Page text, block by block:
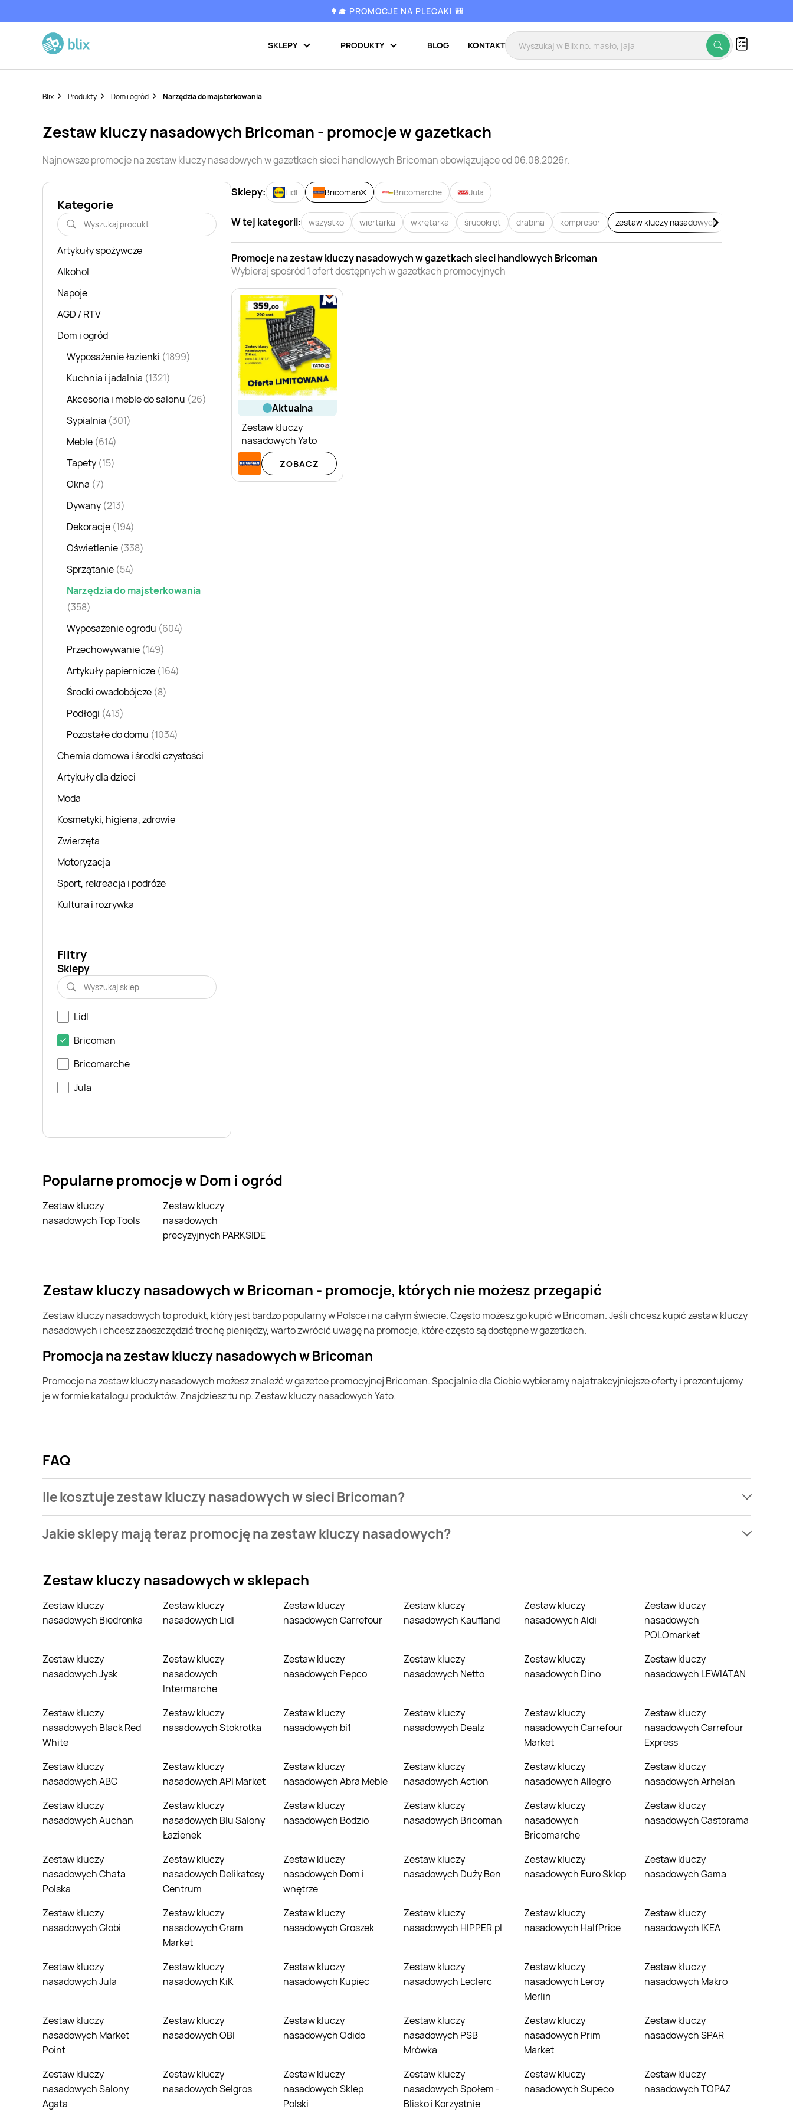
👩‍🎓 PROMOCJE NA PLECAKI 🎒
SKLEPY PRODUKTY BLOG KONTAKT
Blix Produkty Dom i ogród Narzędzia do majsterkowania
zestaw kluczy nasadowych Bricoman - promocje w gazetkach
Najnowsze promocje nazestaw kluczy nasadowychw gazetkach sieci handlowych Bricomanobowiązujące od 06.08.2026r.
Kategorie
Artykuły spożywcze
Alkohol
Napoje
AGD / RTV
Dom i ogród
Wyposażenie łazienki (1899)
Kuchnia i jadalnia (1321)
Akcesoria i meble do salonu (26)
Sypialnia (301)
Meble (614)
Tapety (15)
Okna (7)
Dywany (213)
Dekoracje (194)
Oświetlenie (338)
Sprzątanie (54)
Narzędzia do majsterkowania
(358)
Wyposażenie ogrodu (604)
Przechowywanie (149)
Artykuły papiernicze (164)
Środki owadobójcze (8)
Podłogi (413)
Pozostałe do domu (1034)
Chemia domowa i środki czystości
Artykuły dla dzieci
Moda
Kosmetyki, higiena, zdrowie
Zwierzęta
Motoryzacja
Sport, rekreacja i podróże
Kultura i rozrywka
Filtry
Sklepy
Lidl
Bricoman
Bricomarche
Jula
Sklepy: Lidl Bricoman Bricomarche Jula
W tej kategorii: wszystko wiertarka wkrętarka śrubokręt drabina kompresor zestaw kluczy nasadowych
Promocje nazestaw kluczy nasadowychw gazetkach sieci handlowych Bricoman
Wybieraj spośród1ofert dostępnych w gazetkach promocyjnych
aktualna
Zestaw kluczy
nasadowych Yato
ZOBACZ
Popularne promocje w Dom i ogród
Zestaw kluczy
nasadowych Top Tools
Zestaw kluczy
nasadowych
precyzyjnych PARKSIDE
zestaw kluczy nasadowych w Bricoman - promocje, których nie możesz przegapić
zestaw kluczy nasadowych to produkt, który jest bardzo popularny w Polsce i na całym świecie. Często możesz go kupić w Bricoman. Jeśli chcesz kupić zestaw kluczy
nasadowych i chcesz zaoszczędzić trochę pieniędzy, warto zwrócić uwagę na promocje, które często są dostępne w gazetkach.
Promocja na zestaw kluczy nasadowych w Bricoman
Promocje na zestaw kluczy nasadowych możesz znaleźć w gazetce promocyjnej Bricoman. Specjalnie dla Ciebie wybieramy najatrakcyjniejsze oferty i prezentujemy
je w formie katalogu produktów. Znajdziesz tu np. Zestaw kluczy nasadowych Yato.
FAQ
Ile kosztuje zestaw kluczy nasadowych w sieci Bricoman?
Jakie sklepy mają teraz promocję na zestaw kluczy nasadowych?
Zestaw kluczy nasadowychw sklepach
Zestaw kluczy
nasadowych Biedronka
Zestaw kluczy
nasadowych Lidl
Zestaw kluczy
nasadowych Carrefour
Zestaw kluczy
nasadowych Kaufland
Zestaw kluczy
nasadowych Aldi
Zestaw kluczy
nasadowych
POLOmarket
Zestaw kluczy
nasadowych Jysk
Zestaw kluczy
nasadowych
Intermarche
Zestaw kluczy
nasadowych Pepco
Zestaw kluczy
nasadowych Netto
Zestaw kluczy
nasadowych Dino
Zestaw kluczy
nasadowych LEWIATAN
Zestaw kluczy
nasadowych Black Red
White
Zestaw kluczy
nasadowych Stokrotka
Zestaw kluczy
nasadowych bi1
Zestaw kluczy
nasadowych Dealz
Zestaw kluczy
nasadowych Carrefour
Market
Zestaw kluczy
nasadowych Carrefour
Express
Zestaw kluczy
nasadowych ABC
Zestaw kluczy
nasadowych API Market
Zestaw kluczy
nasadowych Abra Meble
Zestaw kluczy
nasadowych Action
Zestaw kluczy
nasadowych Allegro
Zestaw kluczy
nasadowych Arhelan
Zestaw kluczy
nasadowych Auchan
Zestaw kluczy
nasadowych Blu Salony
Łazienek
Zestaw kluczy
nasadowych Bodzio
Zestaw kluczy
nasadowych Bricoman
Zestaw kluczy
nasadowych
Bricomarche
Zestaw kluczy
nasadowych Castorama
Zestaw kluczy
nasadowych Chata
Polska
Zestaw kluczy
nasadowych Delikatesy
Centrum
Zestaw kluczy
nasadowych Dom i
wnętrze
Zestaw kluczy
nasadowych Duży Ben
Zestaw kluczy
nasadowych Euro Sklep
Zestaw kluczy
nasadowych Gama
Zestaw kluczy
nasadowych Globi
Zestaw kluczy
nasadowych Gram
Market
Zestaw kluczy
nasadowych Groszek
Zestaw kluczy
nasadowych HIPPER.pl
Zestaw kluczy
nasadowych HalfPrice
Zestaw kluczy
nasadowych IKEA
Zestaw kluczy
nasadowych Jula
Zestaw kluczy
nasadowych KiK
Zestaw kluczy
nasadowych Kupiec
Zestaw kluczy
nasadowych Leclerc
Zestaw kluczy
nasadowych Leroy
Merlin
Zestaw kluczy
nasadowych Makro
Zestaw kluczy
nasadowych Market
Point
Zestaw kluczy
nasadowych OBI
Zestaw kluczy
nasadowych Odido
Zestaw kluczy
nasadowych PSB
Mrówka
Zestaw kluczy
nasadowych Prim
Market
Zestaw kluczy
nasadowych SPAR
Zestaw kluczy
nasadowych Salony
Agata
Zestaw kluczy
nasadowych Selgros
Zestaw kluczy
nasadowych Sklep
Polski
Zestaw kluczy
nasadowych Społem -
Blisko i Korzystnie
Zestaw kluczy
nasadowych Supeco
Zestaw kluczy
nasadowych TOPAZ